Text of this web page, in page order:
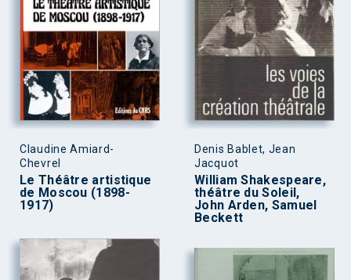
Claudine Amiard-
Chevrel
Le Théâtre artistique
de Moscou (1898-
1917)
Denis Bablet, Jean
Jacquot
William Shakespeare,
théâtre du Soleil,
John Arden, Samuel
Beckett